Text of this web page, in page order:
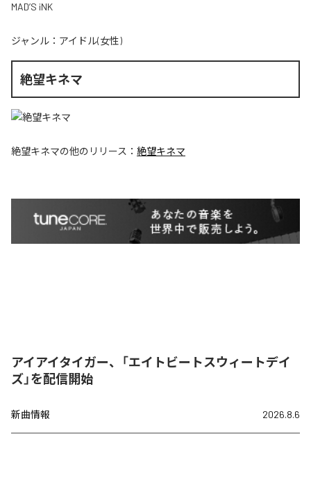
MAD’S iNK
ジャンル： アイドル(女性)
絶望キネマ
絶望キネマの他のリリース： 絶望キネマ
アイアイタイガー、「エイトビートスウィートデイ
ズ」を配信開始
新曲情報 2026.8.6